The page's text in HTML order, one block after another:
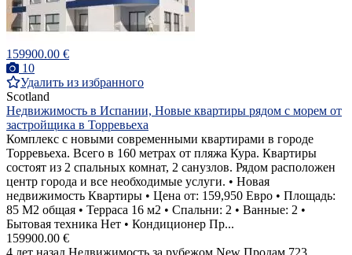
159900.00 €
10
Удалить из избранного
Scotland
Недвижимость в Испании, Новые квартиры рядом с морем от
застройщика в Торревьеха
Комплекс с новыми современными квартирами в городе
Торревьеха. Всего в 160 метрах от пляжа Кура. Квартиры
состоят из 2 спальных комнат, 2 санузлов. Рядом расположен
центр города и все необходимые услуги. • Новая
недвижимость Квартиры • Цена от: 159,950 Евро • Площадь:
85 M2 общая • Терраса 16 м2 • Спальни: 2 • Ванные: 2 •
Бытовая техника Нет • Кондиционер Пр...
159900.00 €
4 лет назад Недвижимость за рубежом New Продам 723